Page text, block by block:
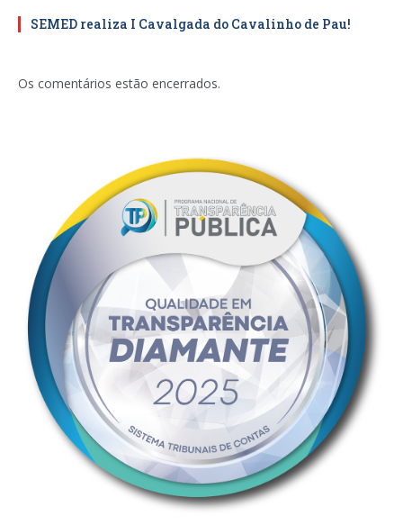
SEMED realiza I Cavalgada do Cavalinho de Pau!
Os comentários estão encerrados.